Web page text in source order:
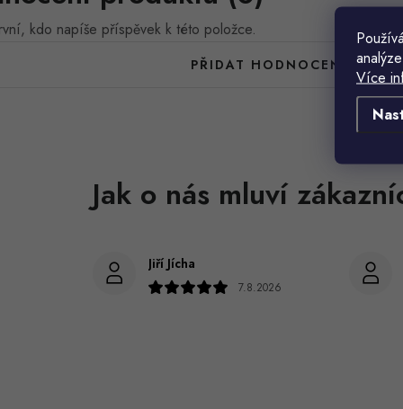
Více
kdo napíše příspěvek k této položce.
PŘIDAT HODNOCENÍ
Jiří Jícha
7.8.2026